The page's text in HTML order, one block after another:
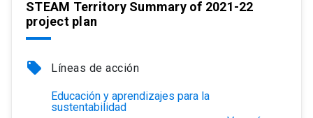
STEAM Territory Summary of 2021-22
project plan
local_offer Líneas de acción
Educación y aprendizajes para la
sustentabilidad